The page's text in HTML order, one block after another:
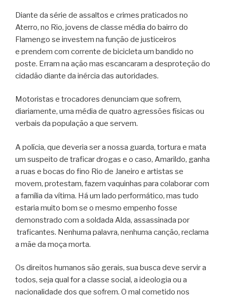
Diante da série de assaltos e crimes praticados no
Aterro, no Rio, jovens de classe média do bairro do
Flamengo se investem na função de justiceiros
e prendem com corrente de bicicleta um bandido no
poste. Erram na ação mas escancaram a desproteção do
cidadão diante da inércia das autoridades.
Motoristas e trocadores denunciam que sofrem,
diariamente, uma média de quatro agressões físicas ou
verbais da população a que servem.
A polícia, que deveria ser a nossa guarda, tortura e mata
um suspeito de traficar drogas e o caso, Amarildo, ganha
a ruas e bocas do fino Rio de Janeiro e artistas se
movem, protestam, fazem vaquinhas para colaborar com
a família da vítima. Há um lado performático, mas tudo
estaria muito bom se o mesmo empenho fosse
demonstrado com a soldada Alda, assassinada por
traficantes. Nenhuma palavra, nenhuma canção, reclama
a mãe da moça morta.
Os direitos humanos são gerais, sua busca deve servir a
todos, seja qual for a classe social, a ideologia ou a
nacionalidade dos que sofrem. O mal cometido nos